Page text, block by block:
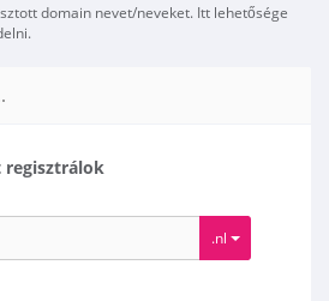
domain nevet/neveket. Itt lehetősége
regisztrálok
.nl